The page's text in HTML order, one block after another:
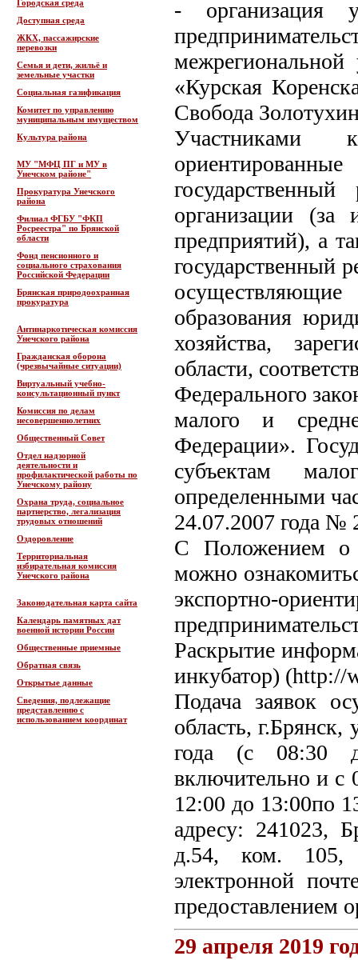
Городская среда
Доступная среда
ЖКХ, пассажирские
перевозки
Семья и дети, жильё и
земельные участки
Социальная газификация
Комитет по управлению
муниципальным имуществом
Культура района
МУ "МФЦ ПГ и МУ в
Унечском районе"
Прокуратура Унечского
района
Филиал ФГБУ "ФКП
Росреестра" по Брянской
области
Фонд пенсионного и
социального страхования
Российской Федерации
Брянская природоохранная
прокуратура
Антинаркотическая комиссия
Унечского района
Гражданская оборона
(чрезвычайные ситуации)
Виртуальный учебно-
консультационный пункт
Комиссия по делам
несовершеннолетних
Общественный Совет
Отдел надзорной
деятельности и
профилактической работы по
Унечскому району
Охрана труда, социальное
партнерство, легализация
трудовых отношений
Оздоровление
Территориальная
избирательная комиссия
Унечского района
Законодательная карта сайта
Календарь памятных дат
военной истории России
Общественные приемные
Обратная связь
Открытые данные
Сведения, подлежащие
представлению с
использованием координат
- организация
межрегиональной
«Курская
Свобода
Участниками
организации (за
предприятий), а
государственный
осуществляющие
образования
хозяйства,
области,
Федерального
малого и
Федерации».
субъектам
определенными
24.07.2007 года №
С Положением о
можно
экспортно-
Раскрытие
инкубатор) (http://
Подача заявок
область,
года (с 08:30
включительно и с
12:00 до 13:00по
адресу: 241023,
д.54, ком. 105,
электронной
предоставлением
29 апреля 2019